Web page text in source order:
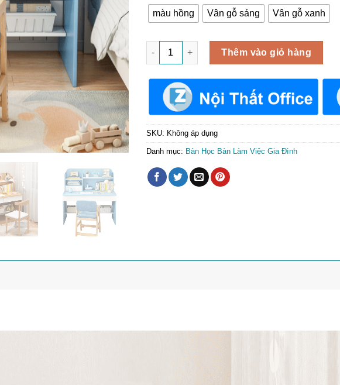
màu hồng Vân gỗ sáng Vân gỗ xanh
Bàn Học Cho Học Sinh Tiểu Học BLV-01 số lượng
Thêm vào giỏ hàng
SKU: Không áp dụng
Danh mục: Bàn Học Bàn Làm Việc Gia Đình